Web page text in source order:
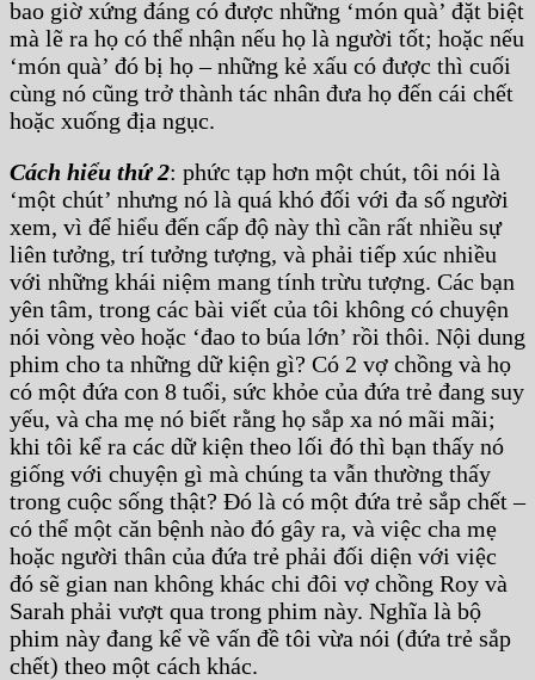
bao giờ xứng đáng có được những ‘món quà’ đặt biệt
mà lẽ ra họ có thể nhận nếu họ là người tốt; hoặc nếu
‘món quà’ đó bị họ – những kẻ xấu có được thì cuối
cùng nó cũng trở thành tác nhân đưa họ đến cái chết
hoặc xuống địa ngục.
Cách hiểu thứ 2: phức tạp hơn một chút, tôi nói là
‘một chút’ nhưng nó là quá khó đối với đa số người
xem, vì để hiểu đến cấp độ này thì cần rất nhiều sự
liên tưởng, trí tưởng tượng, và phải tiếp xúc nhiều
với những khái niệm mang tính trừu tượng. Các bạn
yên tâm, trong các bài viết của tôi không có chuyện
nói vòng vèo hoặc ‘đao to búa lớn’ rồi thôi. Nội dung
phim cho ta những dữ kiện gì? Có 2 vợ chồng và họ
có một đứa con 8 tuổi, sức khỏe của đứa trẻ đang suy
yếu, và cha mẹ nó biết rằng họ sắp xa nó mãi mãi;
khi tôi kể ra các dữ kiện theo lối đó thì bạn thấy nó
giống với chuyện gì mà chúng ta vẫn thường thấy
trong cuộc sống thật? Đó là có một đứa trẻ sắp chết –
có thể một căn bệnh nào đó gây ra, và việc cha mẹ
hoặc người thân của đứa trẻ phải đối diện với việc
đó sẽ gian nan không khác chi đôi vợ chồng Roy và
Sarah phải vượt qua trong phim này. Nghĩa là bộ
phim này đang kể về vấn đề tôi vừa nói (đứa trẻ sắp
chết) theo một cách khác.